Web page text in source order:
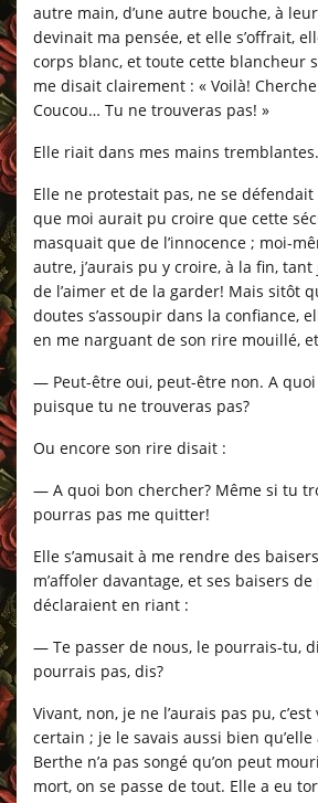
autre main, d’une autre bouche, à
devinait ma pensée, et elle s’offrait,
corps blanc, et toute cette blancheur
me disait clairement : « Voilà!
Coucou… Tu ne trouveras pas! »
Elle riait dans mes mains tremblantes.
Elle ne protestait pas, ne se
que moi aurait pu croire que cette
masquait que de l’innocence ; moi-
autre, j’aurais pu y croire, à la fin, tant
de l’aimer et de la garder! Mais sitôt
doutes s’assoupir dans la confiance,
en me narguant de son rire mouillé,
— Peut-être oui, peut-être non. A
puisque tu ne trouveras pas?
Ou encore son rire disait :
— A quoi bon chercher? Même si tu
pourras pas me quitter!
Elle s’amusait à me rendre des
m’affoler davantage, et ses baisers
déclaraient en riant :
— Te passer de nous, le pourrais-tu,
pourrais pas, dis?
Vivant, non, je ne l’aurais pas pu, c’est
certain ; je le savais aussi bien
Berthe n’a pas songé qu’on peut
mort, on se passe de tout. Elle a eu